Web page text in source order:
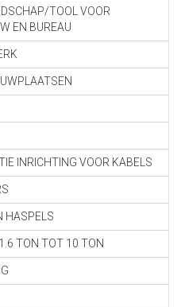
TOOL VOOR
EN BUREAU
INRICHTING VOOR KABELS
HASPELS
TON TOT 10 TON